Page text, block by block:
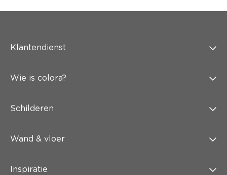
Klantendienst
Wie is colora?
Schilderen
Wand & vloer
Inspiratie